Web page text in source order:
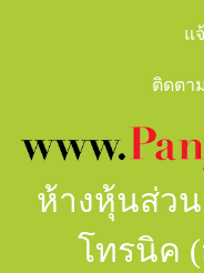
แ
ติดตา
ห้างหุ้นส่ว
โทรนิค